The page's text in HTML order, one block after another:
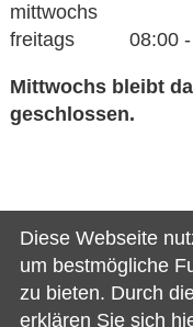
mittwochs
freitags 08:00 -
Mittwochs bleibt
geschlossen.
Diese Webseite
um bestmögliche
zu bieten. Durch
erklären Sie sich